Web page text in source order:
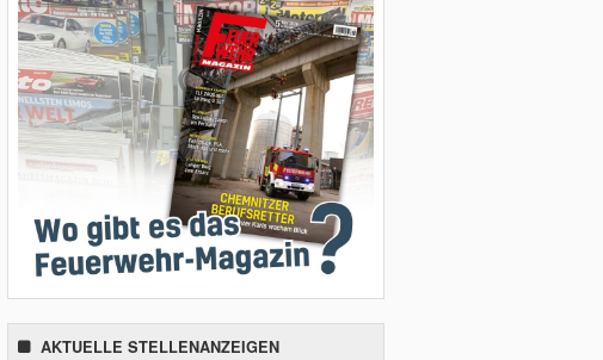
AKTUELLE STELLENANZEIGEN